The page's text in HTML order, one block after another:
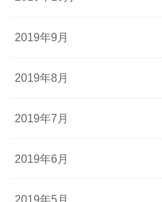
2019年9月
2019年8月
2019年7月
2019年6月
2019年5月